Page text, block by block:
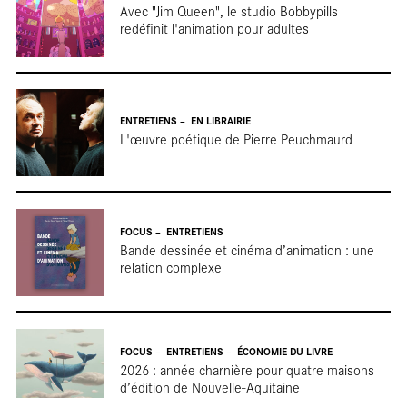
Avec "Jim Queen", le studio Bobbypills
redéfinit l'animation pour adultes
ENTRETIENS EN LIBRAIRIE
L'œuvre poétique de Pierre Peuchmaurd
FOCUS ENTRETIENS
Bande dessinée et cinéma d’animation : une
relation complexe
FOCUS ENTRETIENS ÉCONOMIE DU LIVRE
2026 : année charnière pour quatre maisons
d’édition de Nouvelle-Aquitaine